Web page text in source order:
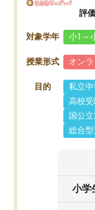
評価
対象学年 小1～
授業形式 オン
目的 私立
高校
国公
総合
小学